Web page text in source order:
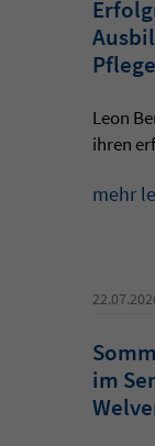
Pflege
Leon
ihren
mehr
im